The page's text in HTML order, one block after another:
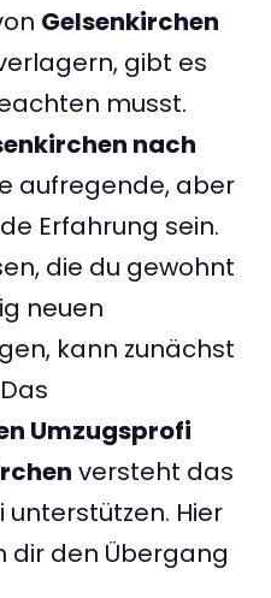
Gelsenkirchen
gibt es
musst.
nach
aufregende, aber
Erfahrung sein.
die du gewohnt
neuen
kann zunächst
Umzugsprofi
versteht das
Hier
dir den Übergang